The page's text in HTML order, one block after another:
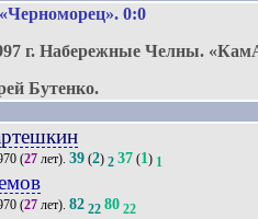
«Черноморец». 0:0
г.Набережные Челны.
Бутенко.
(27 лет).39 (2) 2 37 (1) 1
(27 лет).82 22 80 22